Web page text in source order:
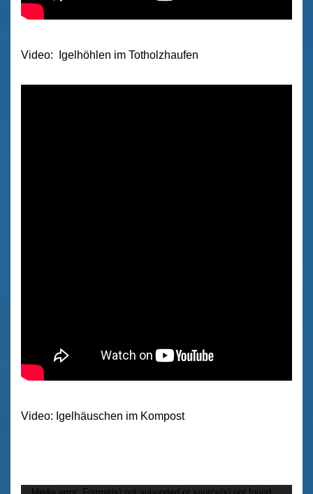
Video: Igelhöhlen im Totholzhaufen
Video: Igelhäuschen im Kompost